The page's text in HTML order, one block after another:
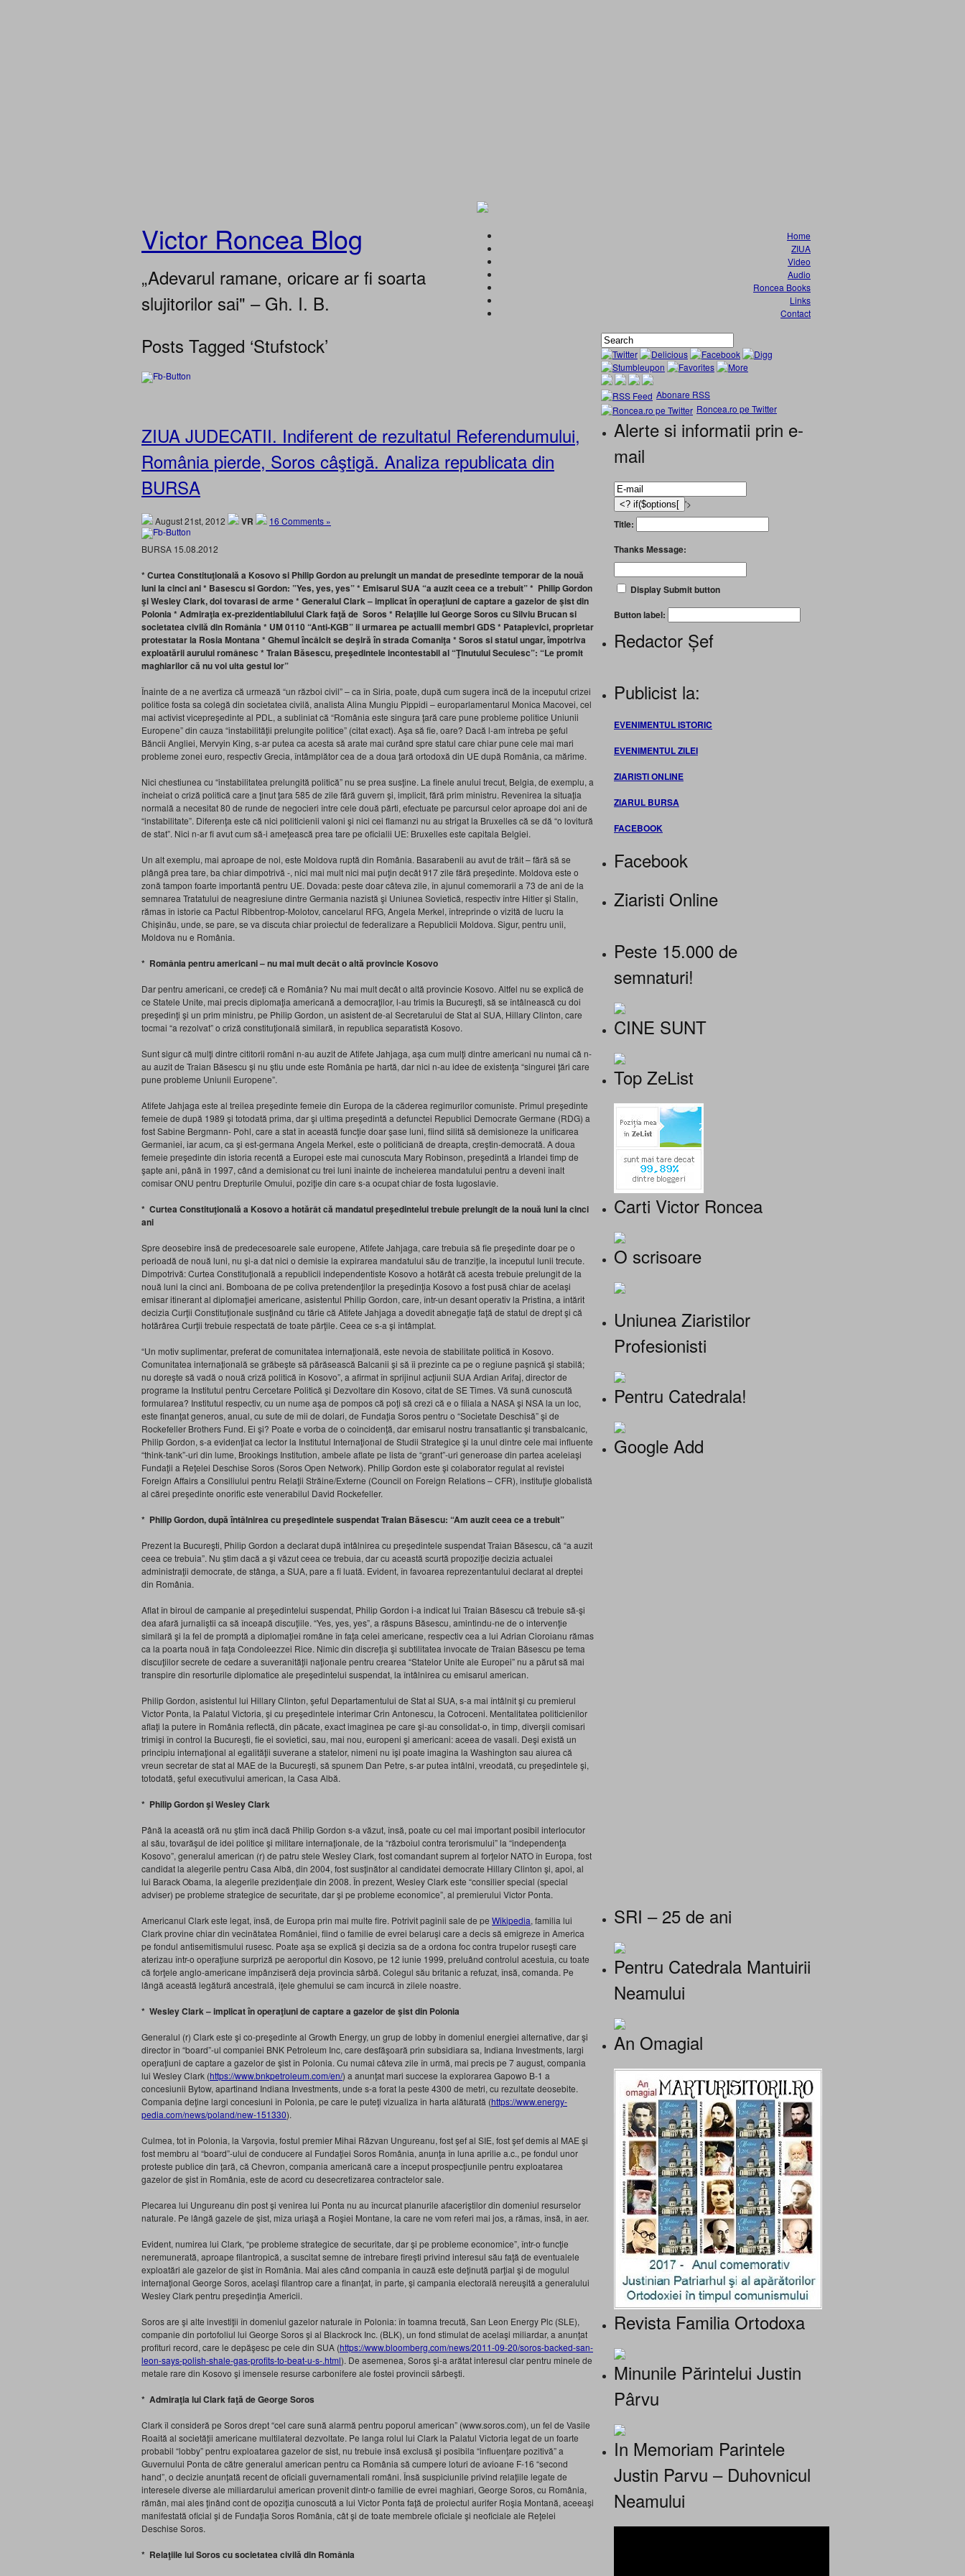
Victor Roncea Blog
„Adevarul ramane, oricare ar fi soarta
slujitorilor sai" – Gh. I. B.
Home
ZIUA
Video
Audio
Roncea Books
Links
Contact
Posts Tagged ‘Stufstock’
ZIUA JUDECATII. Indiferent de rezultatul Referendumului,
România pierde, Soros câştigă. Analiza republicata din
BURSA
August 21st, 2012 VR 16 Comments »
BURSA 15.08.2012
* Curtea Constituţională a Kosovo si Philip Gordon au prelungit un mandat de presedinte temporar de la nouă
luni la cinci ani* Basescu si Gordon: ”Yes, yes, yes”* Emisarul SUA “a auzit ceea ce a trebuit”* Philip Gordon
şi Wesley Clark, doi tovarasi de arme* Generalul Clark – implicat în operaţiuni de captare a gazelor de şist din
Polonia * Admiraţia ex-prezidentiabilului Clark faţă de Soros * Relaţiile lui George Soros cu Silviu Brucan si
societatea civilă din România * UM 0110 “Anti-KGB” ii urmarea pe actualii membri GDS * Patapievici, proprietar
protestatar la Rosia Montana * Ghemul încâlcit se deşiră în strada Comaniţa * Soros si statul ungar, împotriva
exploatării aurului românesc * Traian Băsescu, preşedintele incontestabil al “Ţinutului Secuiesc”: “Le promit
maghiarilor că nu voi uita gestul lor”
Înainte de a ne avertiza că urmează “un război civil” – ca în Siria, poate, după cum sugera încă de la începutul crizei
politice fosta sa colegă din societatea civilă, analista Alina Mungiu Pippidi – europarlamentarul Monica Macovei, cel
mai activist vicepreşedinte al PDL, a subliniat că “România este singura ţară care pune probleme politice Uniunii
Europene” din cauza “instabilităţii prelungite politice” (citat exact). Aşa să fie, oare? Dacă l-am întreba pe şeful
Băncii Angliei, Mervyin King, s-ar putea ca acesta să arate mai curând spre statul care chiar pune cele mai mari
probleme zonei euro, respectiv Grecia, întâmplător cea de a doua ţară ortodoxă din UE după România, ca mărime.
Nici chestiunea cu “instabilitatea prelungită politică” nu se prea susţine. La finele anului trecut, Belgia, de exemplu, a
încheiat o criză politică care a ţinut ţara 585 de zile fără guvern şi, implicit, fără prim ministru. Revenirea la situaţia
normală a necesitat 80 de runde de negocieri între cele două părti, efectuate pe parcursul celor aproape doi ani de
“instabilitate”. Diferenţa este că nici politicienii valoni şi nici cei flamanzi nu au strigat la Bruxelles că se dă “o lovitură
de stat”. Nici n-ar fi avut cum să-i ameţească prea tare pe oficialii UE: Bruxelles este capitala Belgiei.
Un alt exemplu, mai aproape de noi, este Moldova ruptă din România. Basarabenii au avut de trăit – fără să se
plângă prea tare, ba chiar dimpotrivă -, nici mai mult nici mai puţin decât 917 zile fără preşedinte. Moldova este o
zonă tampon foarte importantă pentru UE. Dovada: peste doar câteva zile, în ajunul comemorarii a 73 de ani de la
semnarea Tratatului de neagresiune dintre Germania nazistă şi Uniunea Sovietică, respectiv între Hitler şi Stalin,
rămas în istorie ca Pactul Ribbentrop-Molotov, cancelarul RFG, Angela Merkel, întreprinde o vizită de lucru la
Chişinău, unde, se pare, se va discuta chiar proiectul de federalizare a Republicii Moldova. Sigur, pentru unii,
Moldova nu e România.
* România pentru americani – nu mai mult decât o altă provincie Kosovo
Dar pentru americani, ce credeţi că e România? Nu mai mult decât o altă provincie Kosovo. Altfel nu se explică de
ce Statele Unite, mai precis diplomaţia americană a democraţilor, l-au trimis la Bucureşti, să se întâlnească cu doi
preşedinţi şi un prim ministru, pe Philip Gordon, un asistent de-al Secretarului de Stat al SUA, Hillary Clinton, care
tocmai “a rezolvat” o criză constituţională similară, în republica separatistă Kosovo.
Sunt sigur că mulţi dintre cititorii români n-au auzit de Atifete Jahjaga, aşa cum mulţi dintre americani nu numai că n-
au auzit de Traian Băsescu şi nu ştiu unde este România pe hartă, dar nici n-au idee de existenţa “singurei ţări care
pune probleme Uniunii Europene”.
Atifete Jahjaga este al treilea preşedinte femeie din Europa de la căderea regimurilor comuniste. Primul preşedinte
femeie de după 1989 şi totodată prima, dar şi ultima preşedintă a defunctei Republici Democrate Germane (RDG) a
fost Sabine Bergmann- Pohl, care a stat în această funcţie doar şase luni, fiind silită să demisioneze la unificarea
Germaniei, iar acum, ca şi est-germana Angela Merkel, este o politiciană de dreapta, creştin-democrată. A doua
femeie preşedinte din istoria recentă a Europei este mai cunoscuta Mary Robinson, preşedintă a Irlandei timp de
şapte ani, până în 1997, când a demisionat cu trei luni înainte de încheierea mandatului pentru a deveni înalt
comisar ONU pentru Drepturile Omului, poziţie din care s-a ocupat chiar de fosta Iugoslavie.
* Curtea Constituţională a Kosovo a hotărât că mandatul preşedintelui trebuie prelungit de la nouă luni la cinci
ani
Spre deosebire însă de predecesoarele sale europene, Atifete Jahjaga, care trebuia să fie preşedinte doar pe o
perioadă de nouă luni, nu şi-a dat nici o demisie la expirarea mandatului său de tranziţie, la începutul lunii trecute.
Dimpotrivă: Curtea Constituţională a republicii independentiste Kosovo a hotărât că acesta trebuie prelungit de la
nouă luni la cinci ani. Bomboana de pe coliva pretendenţilor la preşedinţia Kosovo a fost pusă chiar de acelaşi
emisar itinerant al diplomaţiei americane, asistentul Philip Gordon, care, într-un desant operativ la Pristina, a întărit
decizia Curţii Constituţionale susţinând cu tărie că Atifete Jahjaga a dovedit abnegaţie faţă de statul de drept şi că
hotărârea Curţii trebuie respectată de toate părţile. Ceea ce s-a şi întâmplat.
“Un motiv suplimentar, preferat de comunitatea internaţională, este nevoia de stabilitate politică în Kosovo.
Comunitatea internaţională se grăbeşte să părăsească Balcanii şi să îi prezinte ca pe o regiune paşnică şi stabilă;
nu doreşte să vadă o nouă criză politică în Kosovo”, a afirmat în sprijinul acţiunii SUA Ardian Arifaj, director de
programe la Institutul pentru Cercetare Politică şi Dezvoltare din Kosovo, citat de SE Times. Vă sună cunoscută
formularea? Institutul respectiv, cu un nume aşa de pompos că poţi să crezi că e o filiala a NASA şi NSA la un loc,
este finanţat generos, anual, cu sute de mii de dolari, de Fundaţia Soros pentru o “Societate Deschisă” şi de
Rockefeller Brothers Fund. Ei şi? Poate e vorba de o coincidenţă, dar emisarul nostru transatlantic şi transbalcanic,
Philip Gordon, s-a evidenţiat ca lector la Institutul Internaţional de Studii Strategice şi la unul dintre cele mai influente
“think-tank”-uri din lume, Brookings Institution, ambele aflate pe lista de “grant”-uri generoase din partea aceleiaşi
Fundaţii a Reţelei Deschise Soros (Soros Open Network). Philip Gordon este şi colaborator regulat al revistei
Foreign Affairs a Consiliului pentru Relaţii Străine/Externe (Council on Foreign Relations – CFR), instituţie globalistă
al cărei preşedinte onorific este venerabilul David Rockefeller.
* Philip Gordon, după întâlnirea cu preşedintele suspendat Traian Băsescu: “Am auzit ceea ce a trebuit”
Prezent la Bucureşti, Philip Gordon a declarat după întâlnirea cu preşedintele suspendat Traian Băsescu, că “a auzit
ceea ce trebuia”. Nu ştim dacă a şi văzut ceea ce trebuia, dar cu această scurtă propoziţie decizia actualei
administraţii democrate, de stânga, a SUA, pare a fi luată. Evident, în favoarea reprezentantului declarat al dreptei
din România.
Aflat în biroul de campanie al preşedintelui suspendat, Philip Gordon i-a indicat lui Traian Băsescu că trebuie să-şi
dea afară jurnaliştii ca să înceapă discuţiile. “Yes, yes, yes”, a răspuns Băsescu, amintindu-ne de o intervenţie
similară şi la fel de promptă a diplomaţiei române în faţa celei americane, respectiv cea a lui Adrian Cioroianu rămas
ca la poarta nouă în faţa Condoleezzei Rice. Nimic din discreţia şi subtilitatea invocate de Traian Băsescu pe tema
discuţiilor secrete de cedare a suveranităţii naţionale pentru crearea “Statelor Unite ale Europei” nu a părut să mai
transpire din resorturile diplomatice ale preşedintelui suspendat, la întâlnirea cu emisarul american.
Philip Gordon, asistentul lui Hillary Clinton, şeful Departamentului de Stat al SUA, s-a mai întâlnit şi cu premierul
Victor Ponta, la Palatul Victoria, şi cu preşedintele interimar Crin Antonescu, la Cotroceni. Mentalitatea politicienilor
aflaţi la putere în România reflectă, din păcate, exact imaginea pe care şi-au consolidat-o, în timp, diverşii comisari
trimişi în control la Bucureşti, fie ei sovietici, sau, mai nou, europeni şi americani: aceea de vasali. Deşi există un
principiu internaţional al egalităţii suverane a statelor, nimeni nu îşi poate imagina la Washington sau aiurea că
vreun secretar de stat al MAE de la Bucureşti, să spunem Dan Petre, s-ar putea întâlni, vreodată, cu preşedintele şi,
totodată, şeful executivului american, la Casa Albă.
* Philip Gordon şi Wesley Clark
Până la această oră nu ştim încă dacă Philip Gordon s-a văzut, însă, poate cu cel mai important posibil interlocutor
al său, tovarăşul de idei politice şi militare internaţionale, de la “războiul contra terorismului” la “independenţa
Kosovo”, generalul american (r) de patru stele Wesley Clark, fost comandant suprem al forţelor NATO în Europa, fost
candidat la alegerile pentru Casa Albă, din 2004, fost susţinător al candidatei democrate Hillary Clinton şi, apoi, al
lui Barack Obama, la alegerile prezidenţiale din 2008. În prezent, Wesley Clark este “consilier special (special
adviser) pe probleme strategice de securitate, dar şi pe probleme economice”, al premierului Victor Ponta.
Americanul Clark este legat, însă, de Europa prin mai multe fire. Potrivit paginii sale de pe Wikipedia, familia lui
Clark provine chiar din vecinătatea României, fiind o familie de evrei belaruşi care a decis să emigreze în America
pe fondul antisemitismului rusesc. Poate aşa se explică şi decizia sa de a ordona foc contra trupelor ruseşti care
aterizau într-o operaţiune surpriză pe aeroportul din Kosovo, pe 12 iunie 1999, preluând controlul acestuia, cu toate
că forţele anglo-americane împânziseră deja provincia sârbă. Colegul său britanic a refuzat, însă, comanda. Pe
lângă această legătură ancestrală, iţele ghemului se cam încurcă în zilele noastre.
* Wesley Clark – implicat în operaţiuni de captare a gazelor de şist din Polonia
Generalul (r) Clark este şi co-preşedinte al Growth Energy, un grup de lobby în domeniul energiei alternative, dar şi
director în “board”-ul companiei BNK Petroleum Inc, care desfăşoară prin subsidiara sa, Indiana Investments, largi
operaţiuni de captare a gazelor de şist în Polonia. Cu numai câteva zile în urmă, mai precis pe 7 august, compania
lui Wesley Clark (https://www.bnkpetroleum.com/en/) a anunţat mari succese la explorarea Gapowo B-1 a
concesiunii Bytow, apartinand Indiana Investments, unde s-a forat la peste 4300 de metri, cu rezultate deosebite.
Compania deţine largi concesiuni în Polonia, pe care le puteţi vizualiza în harta alăturată (https://www.energy-
pedia.com/news/poland/new-151330).
Culmea, tot în Polonia, la Varşovia, fostul premier Mihai Răzvan Ungureanu, fost şef al SIE, fost şef demis al MAE şi
fost membru al “board”-ului de conducere al Fundaţiei Soros România, anunţa în luna aprilie a.c., pe fondul unor
proteste publice din ţară, că Chevron, compania americană care a început prospecţiunile pentru exploatarea
gazelor de şist în România, este de acord cu desecretizarea contractelor sale.
Plecarea lui Ungureanu din post şi venirea lui Ponta nu au încurcat planurile afaceriştilor din domeniul resurselor
naturale. Pe lângă gazele de şist, miza uriaşă a Roşiei Montane, la care ne vom referi mai jos, a rămas, însă, în aer.
Evident, numirea lui Clark, “pe probleme strategice de securitate, dar şi pe probleme economice”, într-o funcţie
neremunerată, aproape filantropică, a suscitat semne de întrebare fireşti privind interesul său faţă de eventualele
exploatări ale gazelor de şist în România. Mai ales când compania în cauză este deţinută parţial şi de mogulul
internaţional George Soros, acelaşi filantrop care a finanţat, în parte, şi campania electorală nereuşită a generalului
Wesley Clark pentru preşedinţia Americii.
Soros are şi alte investiţii în domeniul gazelor naturale în Polonia: în toamna trecută, San Leon Energy Plc (SLE),
companie din portofoliul lui George Soros şi al Blackrock Inc. (BLK), un fond stimulat de acelaşi miliardar, a anunţat
profituri record, care le depăşesc pe cele din SUA (https://www.bloomberg.com/news/2011-09-20/soros-backed-san-
leon-says-polish-shale-gas-profits-to-beat-u-s-.html). De asemenea, Soros şi-a arătat interesul clar pentru minele de
metale rare din Kosovo şi imensele resurse carbonifere ale fostei provincii sârbeşti.
* Admiraţia lui Clark faţă de George Soros
Clark îl consideră pe Soros drept “cel care sună alarmă pentru poporul american” (www.soros.com), un fel de Vasile
Roaită al societăţii americane multilateral dezvoltate. Pe langa rolul lui Clark la Palatul Victoria legat de un foarte
probabil “lobby” pentru exploatarea gazelor de sist, nu trebuie însă exclusă şi posibila “influenţare pozitivă” a
Guvernului Ponta de către generalul american pentru ca România să cumpere loturi de avioane F-16 “second
hand”, o decizie anunţată recent de oficiali guvernamentali români. Însă suspiciunile privind relaţiile legate de
interesele diverse ale miliardarului american provenit dintr-o familie de evrei maghiari, George Soros, cu România,
rămân, mai ales ţinând cont de opoziţia cunoscută a lui Victor Ponta faţă de proiectul aurifer Roşia Montană, aceeaşi
manifestată oficial şi de Fundaţia Soros România, cât şi de toate membrele oficiale şi neoficiale ale Reţelei
Deschise Soros.
* Relaţiile lui Soros cu societatea civilă din România
Abonare RSS
Roncea.ro pe Twitter
Alerte si informatii prin e-
mail
'>
Title:
Thanks Message:
Display Submit button
Button label:
Redactor Șef
Publicist la:
EVENIMENTUL ISTORIC
EVENIMENTUL ZILEI
ZIARISTI ONLINE
ZIARUL BURSA
FACEBOOK
Facebook
Ziaristi Online
Peste 15.000 de
semnaturi!
CINE SUNT
Top ZeList
Carti Victor Roncea
O scrisoare
Uniunea Ziaristilor
Profesionisti
Pentru Catedrala!
Google Add
SRI – 25 de ani
Pentru Catedrala Mantuirii
Neamului
An Omagial
Revista Familia Ortodoxa
Minunile Părintelui Justin
Pârvu
In Memoriam Parintele
Justin Parvu – Duhovnicul
Neamului